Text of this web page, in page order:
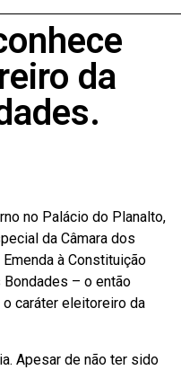
da
no Palácio do Planalto,
da Câmara dos
à Constituição
Bondades – o então
caráter eleitoreiro da
Apesar de não ter sido